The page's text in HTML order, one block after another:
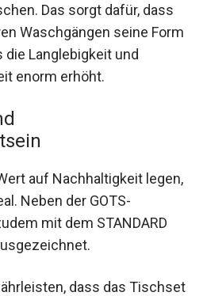
Das sorgt dafür, dass
Waschgängen seine Form
die Langlebigkeit und
enorm erhöht.
auf Nachhaltigkeit legen,
Neben der GOTS-
mit dem STANDARD
dass das Tischset